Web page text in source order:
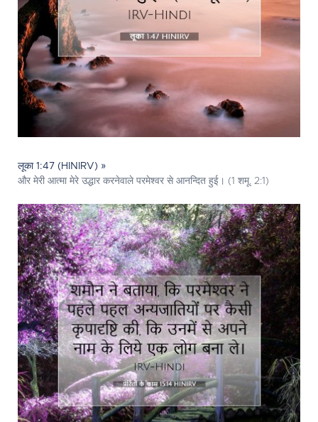
लूका 1:47 (HINIRV) »
और मेरी आत्मा मेरे उद्धार करनेवाले परमेश्‍वर से आनन्दित हुई। (1 शमू. 2:1)